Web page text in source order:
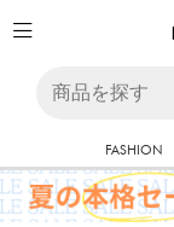
FASHION